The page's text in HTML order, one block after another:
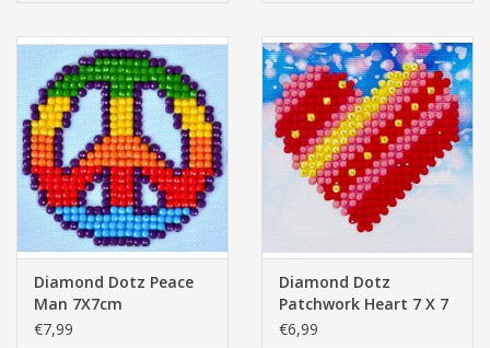
Diamond Dotz Peace
Man 7X7cm
€7,99
Diamond Dotz
Patchwork Heart 7 X 7
cm
€6,99